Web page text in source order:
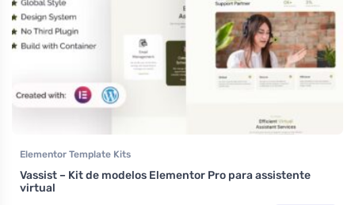
Elementor Template Kits
Vassist – Kit de modelos Elementor Pro para assistente
virtual